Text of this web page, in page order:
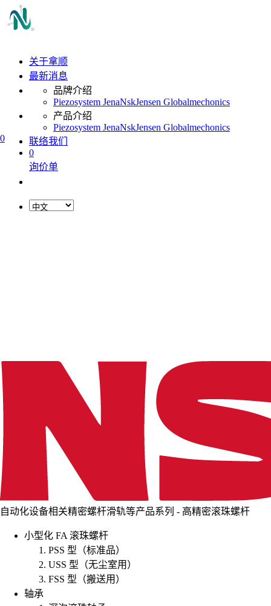
0
关于拿顺
最新消息
品牌介绍
Piezosystem JenaNskJensen Globalmechonics
产品介绍
Piezosystem JenaNskJensen Globalmechonics
联络我们
0
询价单
自动化设备相关精密螺杆滑轨等产品系列 - 高精密滚珠螺杆
小型化 FA 滚珠螺杆
PSS 型（标准品）
USS 型（无尘室用）
FSS 型（搬送用）
轴承